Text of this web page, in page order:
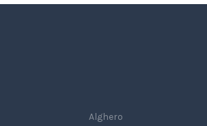
Alghero